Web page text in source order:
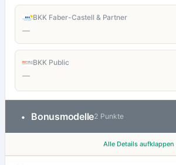
BKK Faber-Castell & Partner
—
BKK Public
—
• Bonusmodelle2 Punkte
Alle Details aufklappen